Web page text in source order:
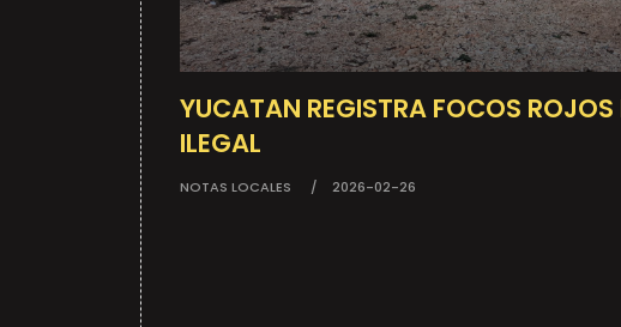
YUCATAN REGISTRA FOCOS ROJOS
ILEGAL
NOTAS LOCALES 2026-02-26